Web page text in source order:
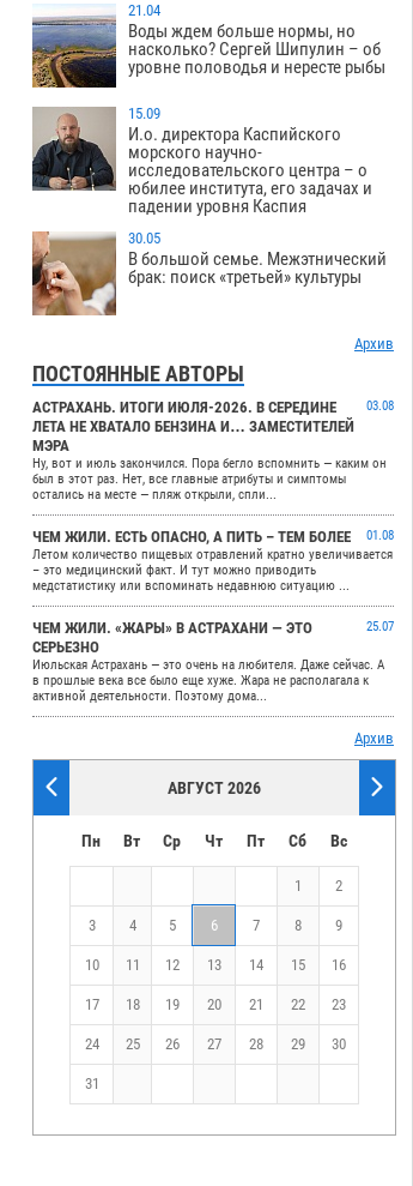
21.04
Воды ждем больше нормы, но
насколько? Сергей Шипулин – об
уровне половодья и нересте рыбы
15.09
И.о. директора Каспийского
морского научно-
исследовательского центра – о
юбилее института, его задачах и
падении уровня Каспия
30.05
В большой семье. Межэтнический
брак: поиск «третьей» культуры
Архив
ПОСТОЯННЫЕ АВТОРЫ
АСТРАХАНЬ. ИТОГИ ИЮЛЯ-2026. В СЕРЕДИНЕ
ЛЕТА НЕ ХВАТАЛО БЕНЗИНА И… ЗАМЕСТИТЕЛЕЙ
МЭРА
03.08
Ну, вот и июль закончился. Пора бегло вспомнить — каким он
был в этот раз. Нет, все главные атрибуты и симптомы
остались на месте — пляж открыли, спли...
ЧЕМ ЖИЛИ. ЕСТЬ ОПАСНО, А ПИТЬ – ТЕМ БОЛЕЕ
01.08
Летом количество пищевых отравлений кратно увеличивается
– это медицинский факт. И тут можно приводить
медстатистику или вспоминать недавнюю ситуацию ...
ЧЕМ ЖИЛИ. «ЖАРЫ» В АСТРАХАНИ — ЭТО
СЕРЬЕЗНО
25.07
Июльская Астрахань — это очень на любителя. Даже сейчас. А
в прошлые века все было еще хуже. Жара не располагала к
активной деятельности. Поэтому дома...
Архив
АВГУСТ 2026
Пн Вт Ср Чт Пт Сб Вс
1 2
3 4 5 6 7 8 9
10 11 12 13 14 15 16
17 18 19 20 21 22 23
24 25 26 27 28 29 30
31